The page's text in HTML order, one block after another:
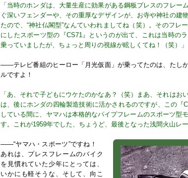
「当時のホンダは、大量生産に効果がある鋼板プレスのフレー
ぐ深いフェンダーや、その重厚なデザインが、お寺や神社の建
たので、“神社仏閣型”なんていわれましてね（笑）。そのフレ
にしたスポーツ型の『CS71』というのが出て、これは当時の
乗っていましたが、ちょっと周りの視線が眩しくてね！（笑）」
――テレビ番組のヒーロー「月光仮面」が乗ってたのは、たし
ルですよ！
「あ、それで子どもにウケたのかなあ？（笑）まあ、それはお
は、後にホンダの四輪製造技術に活かされるのですが、この『
している間に、ヤマハは本格的なパイプフレームのスポーツ型
す。これが1959年でした、ちょうど、最後となった浅間火山レ
――“ヤマハ・スポーツ”ですね！
あれは、プレスフレームのバイク
を見慣れていた少年にとっては、
いかにも軽そうな、そして、向こ